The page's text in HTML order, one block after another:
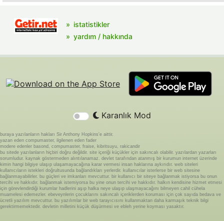
istatistikler
yardım / hakkında
Karanlık Mod
buraya yazılanların hakları Sir Anthony Hopkins'e aittir.
yazan eden compumaster, ilgilenen eden fader
modere edenler basond, compumaster, fraise, kibritsuyu, rakicandir
bu sitede yazılanların hiçbiri doğru değildir. site içeriği küçükler için sakıncalı olabilir. yazılardan yazarları
sorumludur. kaynak göstermeden alıntılanamaz. devlet tarafından atanmış bir kurumun internet üzerinde
kimin hangi bilgiye ulaşıp ulaşamayacağına karar vermesi insan haklarına aykırıdır. web siteleri
kullanıcıların istekleri doğrultusunda bağlandıkları yerlerdir. kullanıcılar isterlerse bir web sitesine
bağlanmayabilirler. bu güçleri ve imkanları mevcuttur. bir kullanıcı bir siteye bağlanmak istiyorsa bu onun
tercihi ve hakkıdır. bağlanmak istemiyorsa bu yine onun tercihi ve hakkıdır. halkın kendisine hizmet etmesi
için görevlendirdiği kurumlar hadlerini aşıp halka neye ulaşıp ulaşmayacağını bilmeyen cahil cühela
muamelesi edemezler. ebeveynlerin çocuklarını sakıncalı içeriklerden koruması için çok sayıda bedava ve
ücretli yazılım mevcuttur. bu yazılımlar bir web tarayıcısını kullanmaktan daha karmaşık teknik bilgi
gerektirmemektedir. devletin milletini küçük düşürmesi ve ebleh yerine koyması yasaktır.